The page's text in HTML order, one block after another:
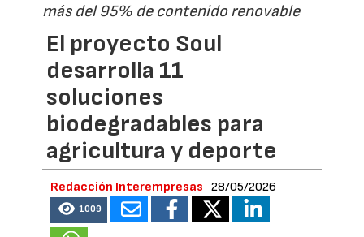
más del 95% de contenido renovable
El proyecto Soul
desarrolla 11
soluciones
biodegradables para
agricultura y deporte
Redacción Interempresas 28/05/2026
1009